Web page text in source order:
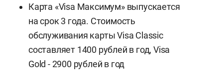
Карта «Visa Максимум» выпускается
на срок 3 года. Стоимость
обслуживания карты Visa Classic
составляет 1400 рублей в год, Visa
Gold - 2900 рублей в год